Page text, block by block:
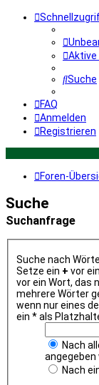
Aktive
Suche
FAQ
Anmelden
Registrieren
Foren-
Suche
Suchanfrage
Suche nach
Setze ein + vor
vor ein Wort, das
mehrere Wörter
wenn nur eines
ein * als
Nach
angegeben
Nach